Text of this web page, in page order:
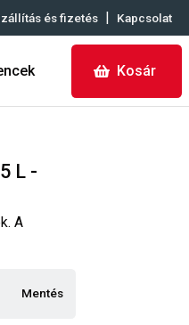
és fizetés | Kapcsolat
Kosár
L -
A
Mentés